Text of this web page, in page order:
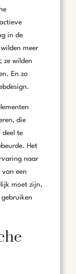
in de
meer
ze wilden
En zo
die
deel te
Het
naar
een
moet zijn,